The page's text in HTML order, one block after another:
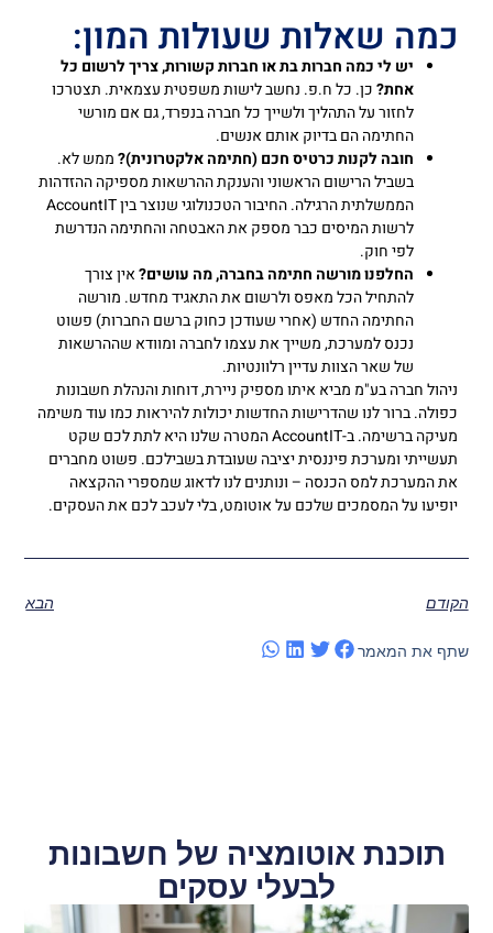
כמה שאלות שעולות המון:
יש לי כמה חברות בת או חברות קשורות, צריך לרשום כל
אחת?כן. כל ח.פ. נחשב לישות משפטית עצמאית. תצטרכו
לחזור על התהליך ולשייך כל חברה בנפרד, גם אם מורשי
החתימה הם בדיוק אותם אנשים.
חובה לקנות כרטיס חכם (חתימה אלקטרונית)?ממש לא.
בשביל הרישום הראשוני והענקת ההרשאות מספיקה ההזדהות
הממשלתית הרגילה. החיבור הטכנולוגי שנוצר בין AccountIT
לרשות המיסים כבר מספק את האבטחה והחתימה הנדרשת
לפי חוק.
החלפנו מורשה חתימה בחברה, מה עושים?אין צורך
להתחיל הכל מאפס ולרשום את התאגיד מחדש. מורשה
החתימה החדש (אחרי שעודכן כחוק ברשם החברות) פשוט
נכנס למערכת, משייך את עצמו לחברה ומוודא שההרשאות
של שאר הצוות עדיין רלוונטיות.
ניהול חברה בע"מ מביא איתו מספיק ניירת, דוחות והנהלת חשבונות
כפולה. ברור לנו שהדרישות החדשות יכולות להיראות כמו עוד משימה
מעיקה ברשימה. ב-AccountIT המטרה שלנו היא לתת לכם שקט
תעשייתי ומערכת פיננסית יציבה שעובדת בשבילכם. פשוט מחברים
את המערכת למס הכנסה – ונותנים לנו לדאוג שמספרי ההקצאה
יופיעו על המסמכים שלכם על אוטומט, בלי לעכב לכם את העסקים.
הקודם הבא
שתף את המאמר
תוכנת אוטומציה של חשבונות
לבעלי עסקים